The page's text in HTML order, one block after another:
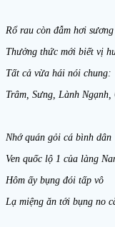
Rổ rau còn đẫm hơi sương
Thưởng thức mới biết vị
Tất cả vừa hái nói chung:
Trâm, Sưng, Lành
Nhớ quán gỏi cá bình dân
Ven quốc lộ 1 của làng
Hôm ấy bụng đói tấp vô
Lạ miệng ăn tới bụng no